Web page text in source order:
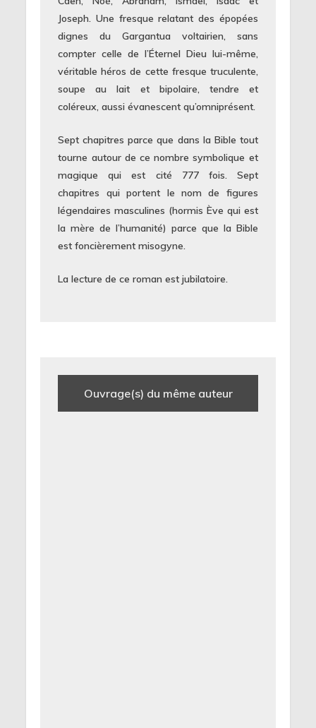
Joseph. Une fresque relatant des épopées
dignes du Gargantua voltairien, sans
compter celle de l’Éternel Dieu lui-même,
véritable héros de cette fresque truculente,
soupe au lait et bipolaire, tendre et
coléreux, aussi évanescent qu’omniprésent.
Sept chapitres parce que dans la Bible tout
tourne autour de ce nombre symbolique et
magique qui est cité 777 fois. Sept
chapitres qui portent le nom de figures
légendaires masculines (hormis Ève qui est
la mère de l’humanité) parce que la Bible
est foncièrement misogyne.
La lecture de ce roman est jubilatoire.
Ouvrage(s) du même auteur